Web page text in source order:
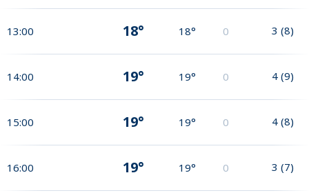
13:00 18° 18° 0 3 (8)
14:00 19° 19° 0 4 (9)
15:00 19° 19° 0 4 (8)
16:00 19° 19° 0 3 (7)